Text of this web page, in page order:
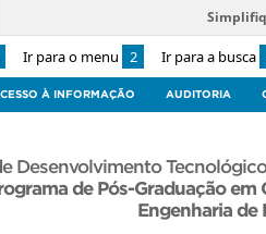
Ir para o menu 2 Ir para a busca
À INFORMAÇÃO AUDITORIA
Desenvolvimento
de Pós-Graduação em
Engenharia de